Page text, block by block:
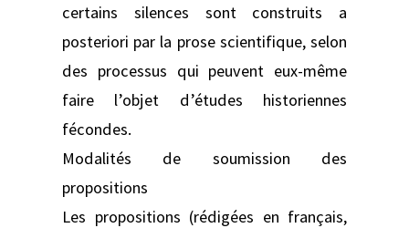
certains silences sont construits a
posteriori par la prose scientifique, selon
des processus qui peuvent eux-même
faire l’objet d’études historiennes
fécondes.
Modalités de soumission des
propositions
Les propositions (rédigées en français,